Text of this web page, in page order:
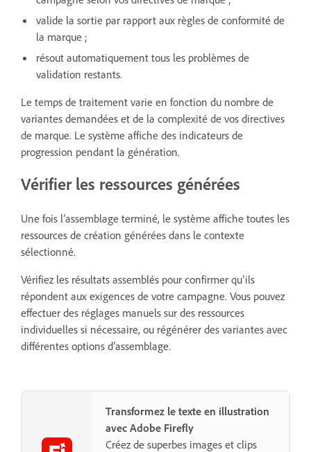
valide la sortie par rapport aux règles de conformité de
la marque ;
résout automatiquement tous les problèmes de
validation restants.
Le temps de traitement varie en fonction du nombre de
variantes demandées et de la complexité de vos directives
de marque. Le système affiche des indicateurs de
progression pendant la génération.
Vérifier les ressources générées
Une fois l’assemblage terminé, le système affiche toutes les
ressources de création générées dans le contexte
sélectionné.
Vérifiez les résultats assemblés pour confirmer qu’ils
répondent aux exigences de votre campagne. Vous pouvez
effectuer des réglages manuels sur des ressources
individuelles si nécessaire, ou régénérer des variantes avec
différentes options d’assemblage.
Transformez le texte en illustration
avec Adobe Firefly
Créez de superbes images et clips